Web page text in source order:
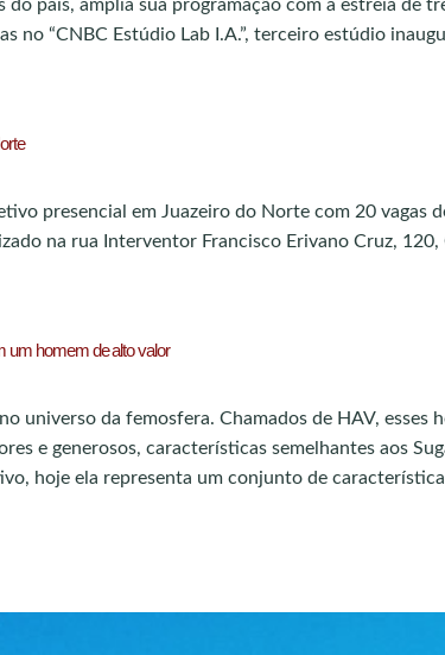
país, amplia sua programação com a estreia de
no “CNBC Estúdio Lab I.A.”, terceiro estúdio
presencial em Juazeiro do Norte com 20 vagas
na rua Interventor Francisco Erivano Cruz,
um homem de alto valor
universo da femosfera. Chamados de HAV, esses
e generosos, características semelhantes aos
hoje ela representa um conjunto de